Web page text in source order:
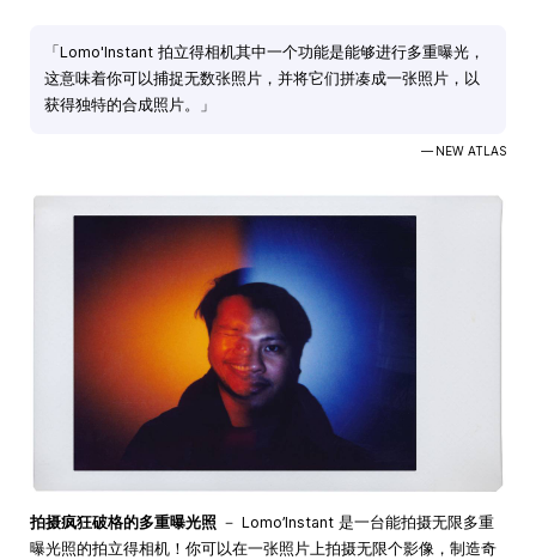
「Lomo'Instant 拍立得相机其中一个功能是能够进行多重曝光，
这意味着你可以捕捉无数张照片，并将它们拼凑成一张照片，以
获得独特的合成照片。」
— NEW ATLAS
拍摄疯狂破格的多重曝光照 － Lomo’Instant 是一台能拍摄无限多重
曝光照的拍立得相机！你可以在一张照片上拍摄无限个影像，制造奇